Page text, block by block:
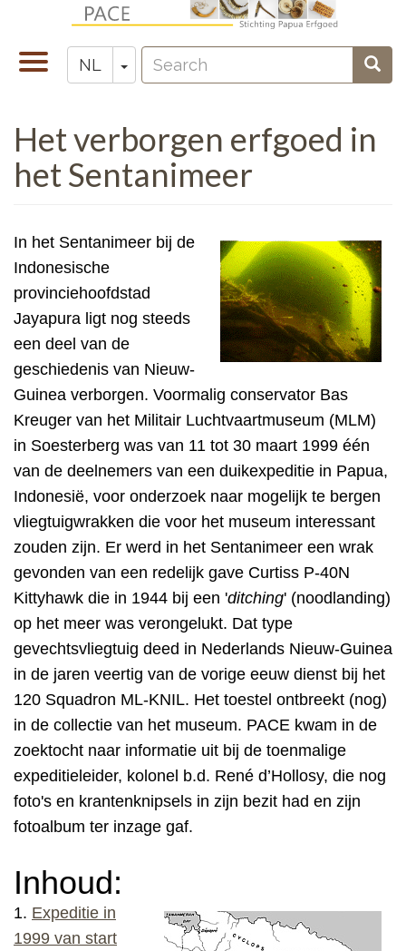
naar
gaan
Navigatie
wisselen
NL Toggle Dropdown
Zoeken
Search
Het verborgen erfgoed in
het Sentanimeer
In het Sentanimeer bij de
Indonesische
provinciehoofdstad
Jayapura ligt nog steeds
een deel van de
geschiedenis van Nieuw-
Guinea verborgen. Voormalig conservator Bas
Kreuger van het Militair Luchtvaartmuseum (MLM)
in Soesterberg was van 11 tot 30 maart 1999 één
van de deelnemers van een duikexpeditie in Papua,
Indonesië, voor onderzoek naar mogelijk te bergen
vliegtuigwrakken die voor het museum interessant
zouden zijn. Er werd in het Sentanimeer een wrak
gevonden van een redelijk gave Curtiss P-40N
Kittyhawk die in 1944 bij een 'ditching' (noodlanding)
op het meer was verongelukt. Dat type
gevechtsvliegtuig deed in Nederlands Nieuw-Guinea
in de jaren veertig van de vorige eeuw dienst bij het
120 Squadron ML-KNIL. Het toestel ontbreekt (nog)
in de collectie van het museum. PACE kwam in de
zoektocht naar informatie uit bij de toenmalige
expeditieleider, kolonel b.d. René d’Hollosy, die nog
foto's en krantenknipsels in zijn bezit had en zijn
fotoalbum ter inzage gaf.
Inhoud:
1. Expeditie in
1999 van start